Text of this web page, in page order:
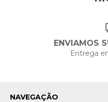
ENVIAMOS
Entrega
NAVEGAÇÃO